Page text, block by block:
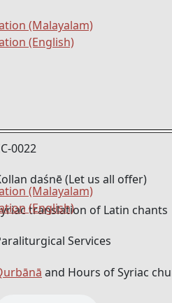
(Malayalam)
(English)
(Malayalam)
(English)
0022
daśnē (Let us all offer)
translation of Latin chants
Services
and Hours of Syriac